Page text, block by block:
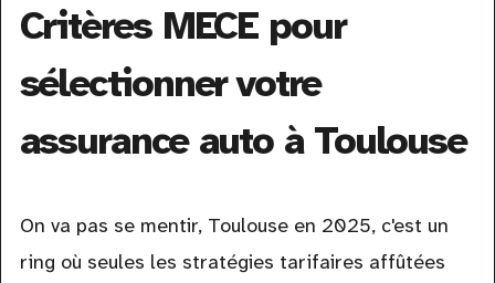
Critères MECE pour
sélectionner votre
assurance auto à Toulouse
On va pas se mentir, Toulouse en 2025, c'est un
ring où seules les stratégies tarifaires affûtées